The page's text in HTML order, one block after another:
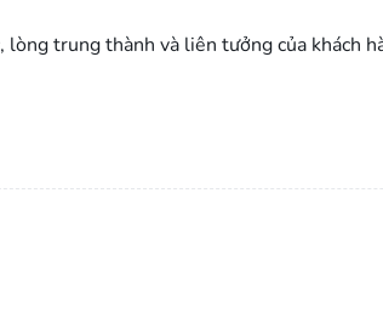
trung thành và liên tưởng của khách